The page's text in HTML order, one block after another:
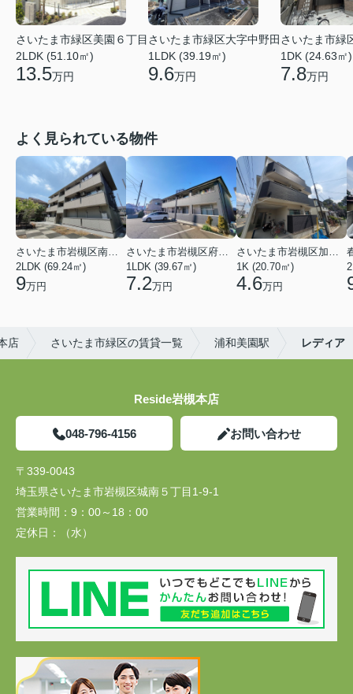
さいたま市緑区美園６丁目
2LDK (51.10㎡)
13.5万円
さいたま市緑区大字中野田
1LDK (39.19㎡)
9.6万円
さいたま市緑
1DK (24.63㎡)
7.8万円
よく見られている物件
さいたま市岩槻区南平野４丁目
2LDK (69.24㎡)
9万円
さいたま市岩槻区府内１丁目
1LDK (39.67㎡)
7.2万円
さいたま市岩槻区加倉１丁目
1K (20.70㎡)
4.6万円
店 さいたま市緑区の賃貸一覧 浦和美園駅 レディア
Reside岩槻本店
048-796-4156 お問い合わせ
〒339-0043
埼玉県さいたま市岩槻区城南５丁目1-9-1
営業時間： 9：00～18：00
定休日：
（水）